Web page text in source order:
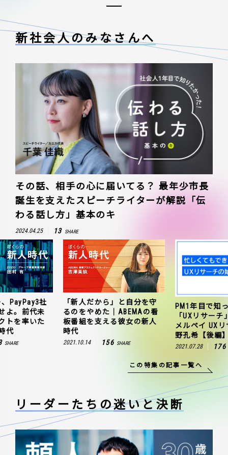
新社会人のみなさんへ
その話、相手の心に届いてる？ 最年少市長
誕生を支えたスピーチライターが解説「伝
わる話し方」基本のキ
2024.04.25 13 SHARE
PayPay3社
よ。前代未
トを率いた
代
SHARE
「新人だから」と自分を守
るのをやめた｜ABEMAの看
板番組を支える彼女の新人
時代
2021.10.14 156 SHARE
PM1年目で知
「UXリサー
メルペイ UX
野孔希【後編
2021.07.28 176
この特集の記事一覧へ
リーダーたちの迷いと決断